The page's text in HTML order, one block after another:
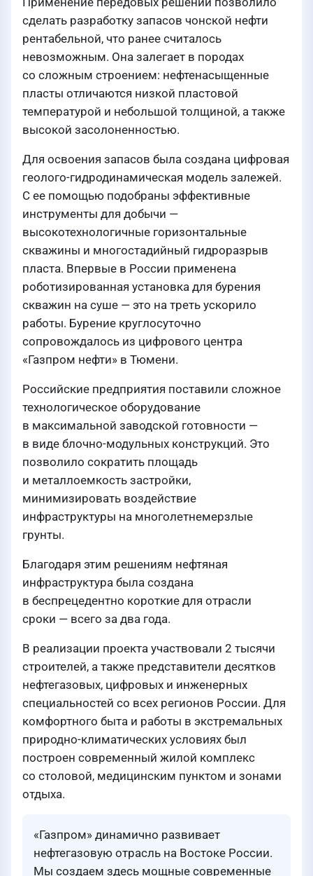
сделать разработку запасов чонской нефти
рентабельной, что ранее считалось
невозможным. Она залегает в породах
со сложным строением: нефтенасыщенные
пласты отличаются низкой пластовой
температурой и небольшой толщиной, а также
высокой засолоненностью.
Для освоения запасов была создана цифровая
геолого-гидродинамическая модель залежей.
С ее помощью подобраны эффективные
инструменты для добычи —
высокотехнологичные горизонтальные
скважины и многостадийный гидроразрыв
пласта. Впервые в России применена
роботизированная установка для бурения
скважин на суше — это на треть ускорило
работы. Бурение круглосуточно
сопровождалось из цифрового центра
«Газпром нефти» в Тюмени.
Российские предприятия поставили сложное
технологическое оборудование
в максимальной заводской готовности —
в виде блочно-модульных конструкций. Это
позволило сократить площадь
и металлоемкость застройки,
минимизировать воздействие
инфраструктуры на многолетнемерзлые
грунты.
Благодаря этим решениям нефтяная
инфраструктура была создана
в беспрецедентно короткие для отрасли
сроки — всего за два года.
В реализации проекта участвовали 2 тысячи
строителей, а также представители десятков
нефтегазовых, цифровых и инженерных
специальностей со всех регионов России. Для
комфортного быта и работы в экстремальных
природно-климатических условиях был
построен современный жилой комплекс
со столовой, медицинским пунктом и зонами
отдыха.
«Газпром» динамично развивает
нефтегазовую отрасль на Востоке России.
Мы создаем здесь мощные современные